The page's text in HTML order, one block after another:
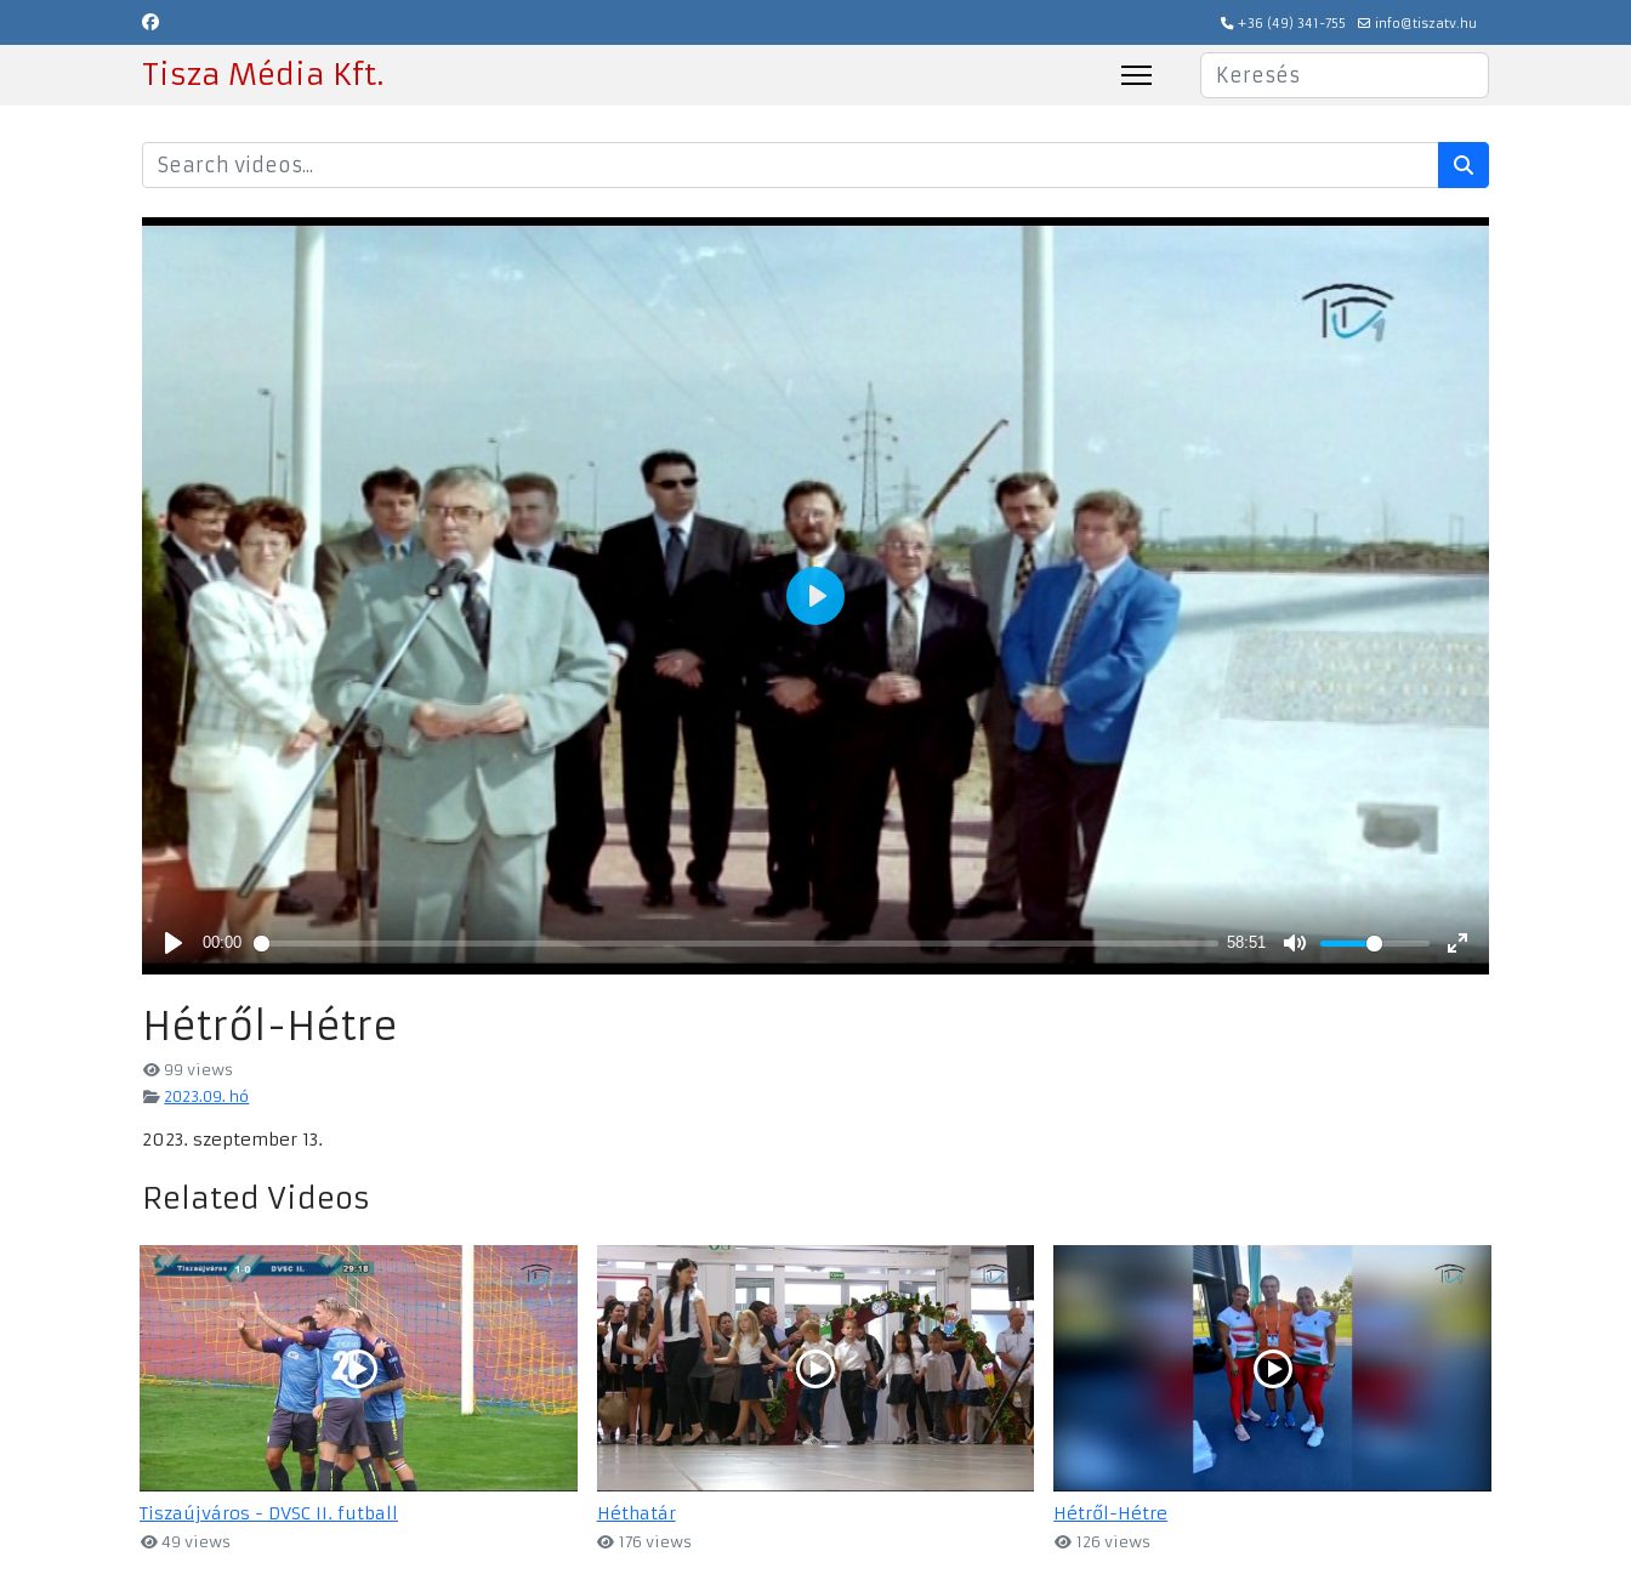
+36 (49) 341-755 info@tiszatv.hu
Tisza Média Kft. Keresés
Hétről-Hétre
99 views
2023.09. hó
2023. szeptember 13.
Related Videos
Tiszaújváros - DVSC II. futball
49 views
Héthatár
176 views
Hétről-Hétre
126 views